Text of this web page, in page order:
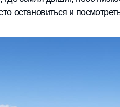
остановиться и